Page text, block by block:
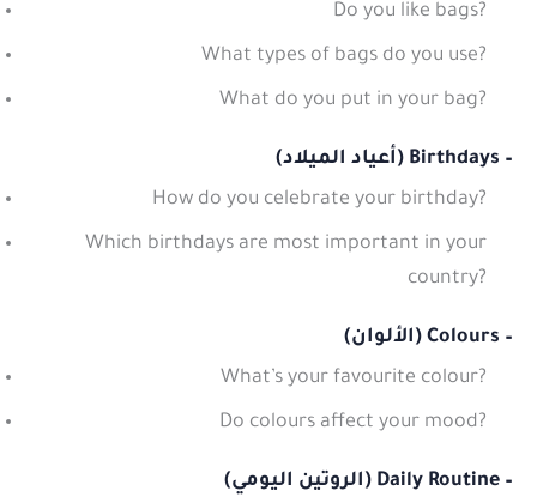
Do you like bags?
What types of bags do you use?
What do you put in your bag?
– Birthdays (أعياد الميلاد)
How do you celebrate your birthday?
Which birthdays are most important in your
country?
– Colours (الألوان)
What’s your favourite colour?
Do colours affect your mood?
– Daily Routine (الروتين اليومي)